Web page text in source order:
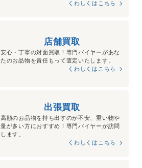
くわしくはこちら
店舗買取
安心・丁寧の対面買取！専門バイヤーがあな
たのお品物を責任もって査定いたします。
くわしくはこちら
出張買取
高額のお品物を持ち出すのが不安、重い物や
量が多い方におすすめ！専門バイヤーが訪問
します。
くわしくはこちら